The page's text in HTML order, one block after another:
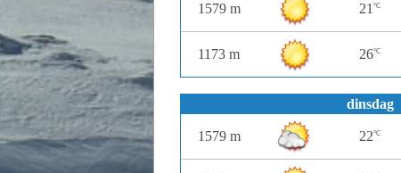
1579 m 21°C
1173 m 26°C
dinsdag
1579 m 22°C